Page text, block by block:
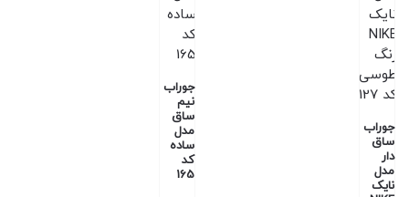
جوراب
ساق
دار
مدل
نایک
جوراب
نیم
ساق
مدل
ساده
کد
165